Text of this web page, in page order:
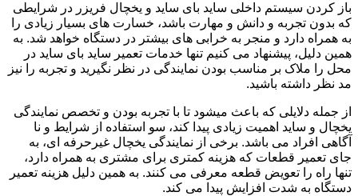
باز کردن سیستم داخلی ساید بای ساید و یخچال فریزر در شرایطی
که بدون تجربه و دانش و مهارت باشد، خسارت های بسیار زیادی را
به همراه دارد و منجر به خرابی های بیشتر در دستگاه خواهد شد. به
همین دلیل، پیشنهاد می کنیم تنها خدمات تعمیر ساید بای ساید در
محل را ملاک بر مناسب بودن نمایندگی در نظر نگیرید و تجربه را نیز
مد نظر داشته باشید.
از جمله دلایلی که باعث میشود تا با تجربه بودن و تخصص نمایندگی
یخچال و ساید اهمیت زیادی پیدا کند، سو استفاده از شرایط و نا
آگاهی افراد می باشد. برخی از نمایندگی یخچال غیرحرفه ای، به
جای تعمیر قطعات که هزینه کمتری برای مشتری به همراه دارد،
تنها راه را تعویض قطعه معرفی می کنند. به همین دلیل هزینه تعمیر
دستگاه به شدت افزایش پیدا می کند.